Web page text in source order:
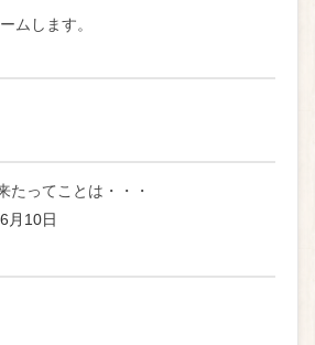
ムします。
たってことは・・・
月10日